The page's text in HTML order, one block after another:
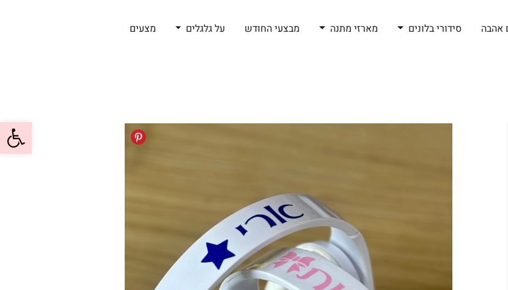
פתח
אהבה סידורי בלונים מארזי מתנה מבצעי החודש על גלגלים מצעים